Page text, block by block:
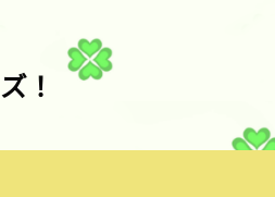
！